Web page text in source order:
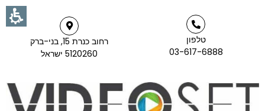
טלפון
03-617-6888
רחוב כנרת 15, בני-ברק
5120260 ישראל